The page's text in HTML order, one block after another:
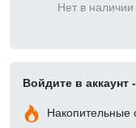
Нет в наличии
Войдите в аккаунт
Накопительные